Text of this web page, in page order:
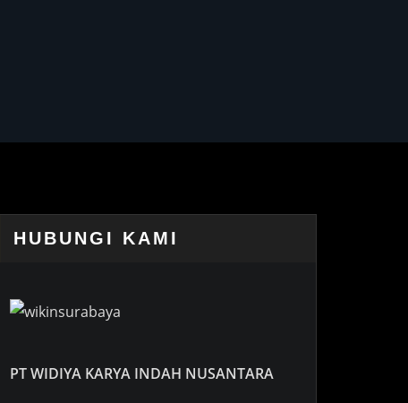
HUBUNGI KAMI
PT WIDIYA KARYA INDAH NUSANTARA